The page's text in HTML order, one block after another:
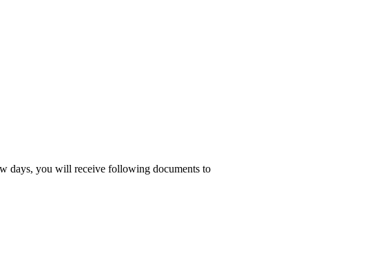
days, you will receive following documents to